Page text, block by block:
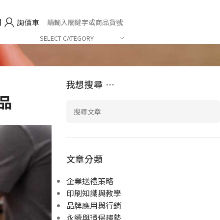
詢價車
SELECT CATEGORY
我想搜尋 …
文章分類
企業送禮策略
印刷知識與教學
品牌應用與行銷
永續與環保趨勢